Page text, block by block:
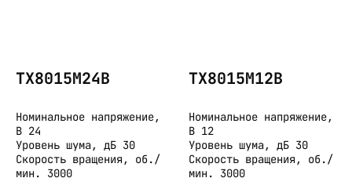
TX8015M24B
Номинальное напряжение,
В 24
Уровень шума, дБ 30
Скорость вращения, об./
мин.
3000
TX8015M12B
Номинальное напряжение,
В 12
Уровень шума, дБ 30
Скорость вращения, об./
мин.
3000